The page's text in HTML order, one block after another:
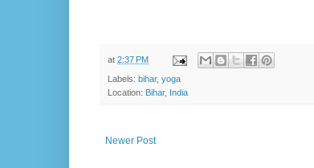
at 2:37 PM
Labels: bihar, yoga
Location: Bihar, India
Newer Post